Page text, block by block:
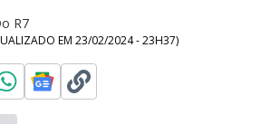
R7
EM 23/02/2024 - 23H37)